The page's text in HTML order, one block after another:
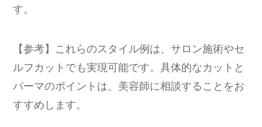
す。
【参考】これらのスタイル例は、サロン施術やセ
ルフカットでも実現可能です。具体的なカットと
パーマのポイントは、美容師に相談することをお
すすめします。